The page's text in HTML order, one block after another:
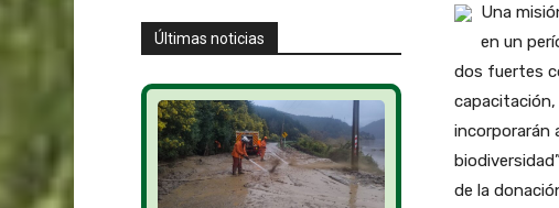
Últimas noticias
Una
en un
dos fuertes
incorporarán
de la